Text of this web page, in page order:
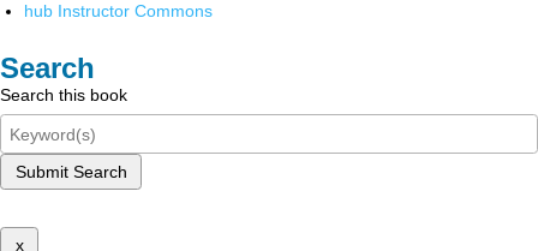
hub Instructor Commons
Search
Search this book
Submit Search
x